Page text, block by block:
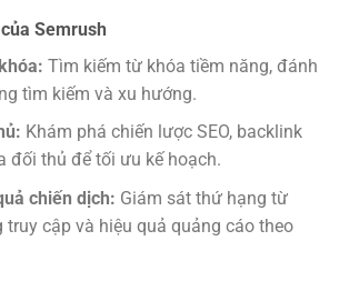
Semrush
Tìm kiếm từ khóa tiềm năng, đánh
tìm kiếm và xu hướng.
Khám phá chiến lược SEO, backlink
đối thủ để tối ưu kế hoạch.
chiến dịch: Giám sát thứ hạng từ
truy cập và hiệu quả quảng cáo theo